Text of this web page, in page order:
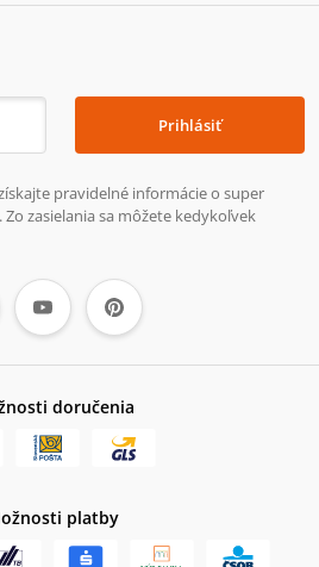
Prihlásiť
pravidelné informácie o super
zasielania sa môžete kedykoľvek
doručenia
platby